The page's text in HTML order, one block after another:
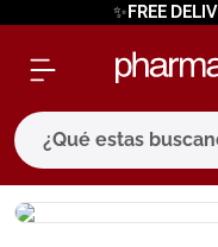
✨FREE
¿Qué estas buscando?
términos más